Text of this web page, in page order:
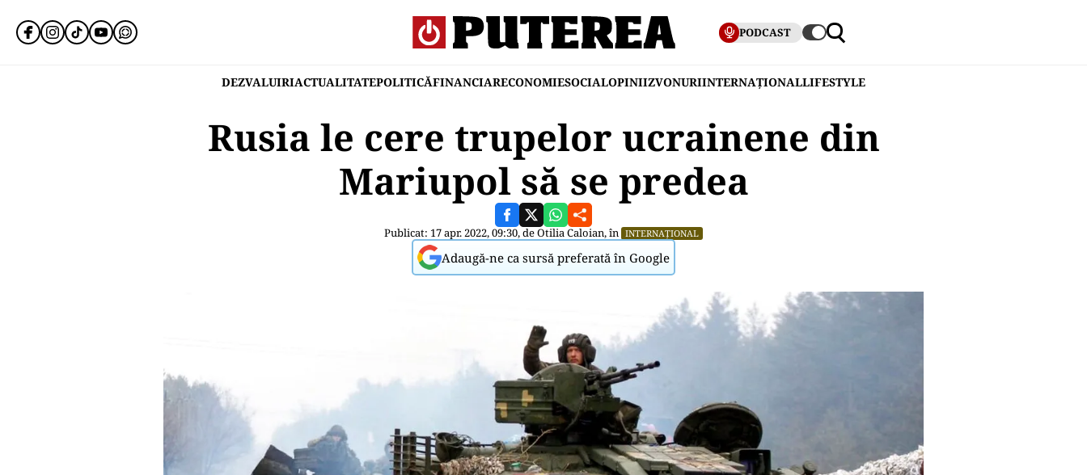
PODCAST
DEZVALUIRIACTUALITATEPOLITICĂFINANCIARECONOMIESOCIALOPINIIZVONURIINTERNAȚIONALLIFESTYLE
Rusia le cere trupelor ucrainene din
Mariupol să se predea
Publicat: 17 apr. 2022, 09:30, deOtilia Caloian, în INTERNAȚIONAL
Adaugă-ne ca sursă preferată în Google